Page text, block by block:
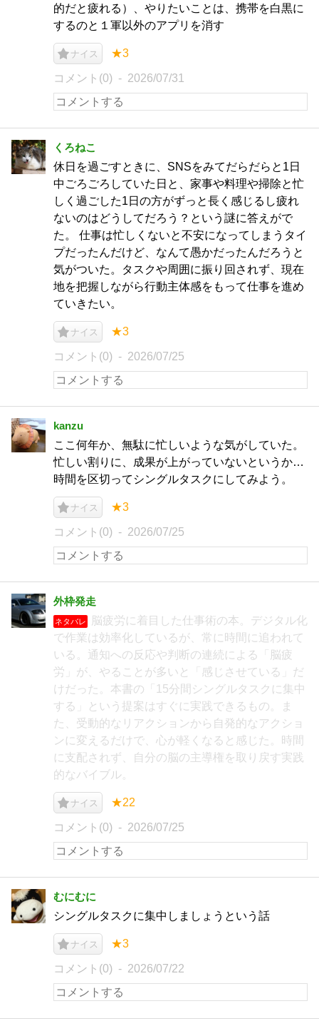
的だと疲れる）、やりたいことは、携帯を白黒に
するのと１軍以外のアプリを消す
ナイス ★3
コメント(0) 2026/07/31
くろねこ
休日を過ごすときに、SNSをみてだらだらと1日
中ごろごろしていた日と、家事や料理や掃除と忙
しく過ごした1日の方がずっと長く感じるし疲れ
ないのはどうしてだろう？という謎に答えがで
た。 仕事は忙しくないと不安になってしまうタイ
プだったんだけど、なんて愚かだったんだろうと
気がついた。タスクや周囲に振り回されず、現在
地を把握しながら行動主体感をもって仕事を進め
ていきたい。
ナイス ★3
コメント(0) 2026/07/25
kanzu
ここ何年か、無駄に忙しいような気がしていた。
忙しい割りに、成果が上がっていないというか…
時間を区切ってシングルタスクにしてみよう。
ナイス ★3
コメント(0) 2026/07/25
外枠発走
ネタバレ
脳疲労に着目した仕事術の本。デジタル化
で作業は効率化しているが、常に時間に追われて
いる。通知への反応や判断の連続による「脳疲
労」が、やることが多いと「感じさせている」だ
けだった。本書の「15分間シングルタスクに集中
する」という提案はすぐに実践できるもの。ま
た、受動的なリアクションから自発的なアクショ
ンに変えるだけで、心が軽くなると感じた。時間
に支配されず、自分の脳の主導権を取り戻す実践
的なバイブル。
ナイス ★22
コメント(0) 2026/07/25
むにむに
シングルタスクに集中しましょうという話
ナイス ★3
コメント(0) 2026/07/22